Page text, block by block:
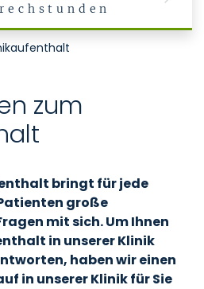
und
zum
bringt für jede
große
mit sich. Um Ihnen
in unserer Klinik
haben wir einen
in unserer Klinik für Sie